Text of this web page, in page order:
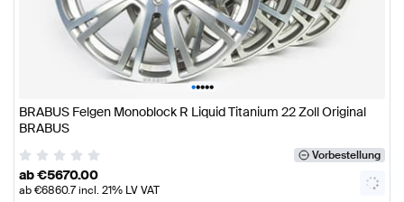
•••••
BRABUS Felgen Monoblock R Liquid Titanium 22 Zoll Original
BRABUS
Vorbestellung
ab€5670.00
ab€6860.7incl. 21% LV VAT